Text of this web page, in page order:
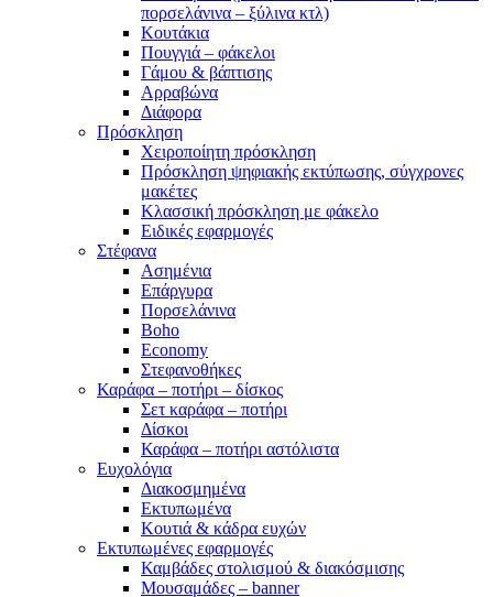
πορσελάνινα – ξύλινα κτλ)
Κουτάκια
Πουγγιά – φάκελοι
Γάμου & βάπτισης
Αρραβώνα
Διάφορα
Πρόσκληση
Χειροποίητη πρόσκληση
Πρόσκληση ψηφιακής εκτύπωσης, σύγχρονες
μακέτες
Κλασσική πρόσκληση με φάκελο
Ειδικές εφαρμογές
Στέφανα
Ασημένια
Επάργυρα
Πορσελάνινα
Boho
Economy
Στεφανοθήκες
Καράφα – ποτήρι – δίσκος
Σετ καράφα – ποτήρι
Δίσκοι
Καράφα – ποτήρι αστόλιστα
Ευχολόγια
Διακοσμημένα
Εκτυπωμένα
Κουτιά & κάδρα ευχών
Εκτυπωμένες εφαρμογές
Καμβάδες στολισμού & διακόσμισης
Μουσαμάδες – banner